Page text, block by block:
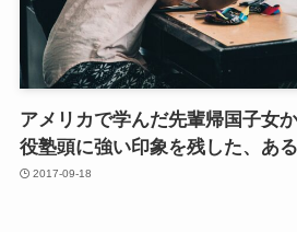
アメリカで学んだ先輩帰国子女
役塾頭に強い印象を残した、あ
2017-09-18